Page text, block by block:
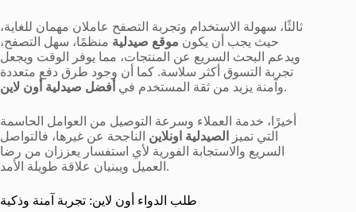
ثالثًا، سهولة الاستخدام وتجربة التصفح عاملان مهمان للغاية،
حيث يجب أن يكون موقع صيدلية منظمًا، سهل التصفح،
ويدعم البحث السريع عن المنتجات، مما يوفر الوقت ويجعل
تجربة التسوق أكثر سلاسة. كما أن وجود طرق دفع متعددة
وآمنة يزيد من ثقة المستخدم في أفضل صيدلية أون لاين .
أخيرًا، خدمة العملاء وسرعة التوصيل من العوامل الحاسمة
التي تميز
الصيدلية اونلاين الناجحة عن غيرها، فالتواصل
السريع والاستجابة الفورية لأي استفسار يعززان من رضا
العميل ويبنيان علاقة طويلة الأمد.
طلب الدواء أون لاين: تجربة آمنة وذكية